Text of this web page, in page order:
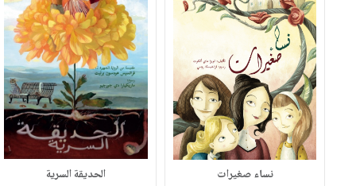
نساء صغيرات الحديقة السرية